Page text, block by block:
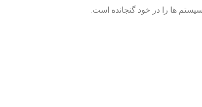
ها را در خود گنجانده است.